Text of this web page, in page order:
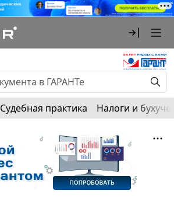
Судебная практика Налоги и